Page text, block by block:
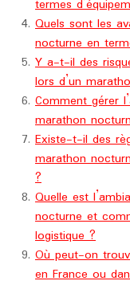
termes
Quels sont les
nocturne en
Y a-t-il des
lors d’un
Comment gérer
marathon
Existe-t-il des
marathon
?
Quelle est
nocturne et
logistique ?
Où peut-on
en France ou